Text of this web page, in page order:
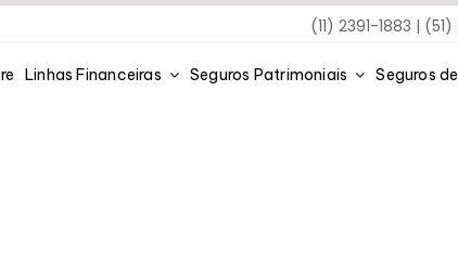
(11) 2391-1883 |
Linhas Financeiras Seguros Patrimoniais Seguros